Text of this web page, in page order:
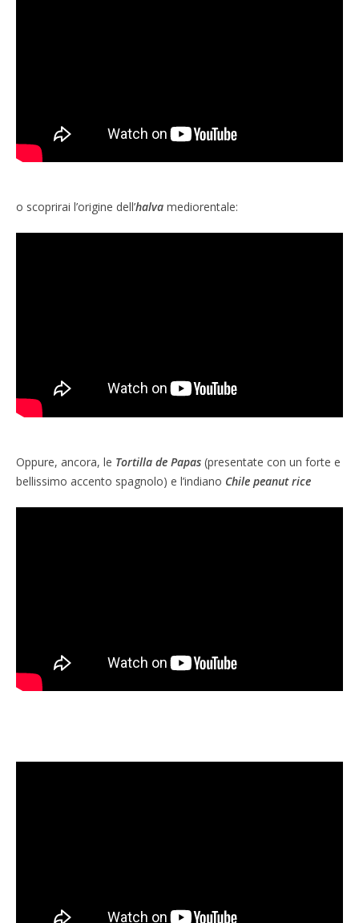
o scoprirai l’origine dell’halva mediorentale:
Oppure, ancora, le Tortilla de Papas (presentate con un forte e
bellissimo accento spagnolo) e l’indiano Chile peanut rice